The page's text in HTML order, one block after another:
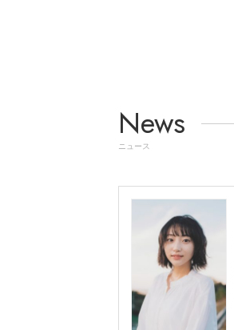
News
ニュース